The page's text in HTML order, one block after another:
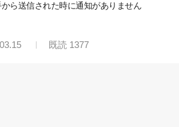
ら送信された時に通知がありません
既読 1377